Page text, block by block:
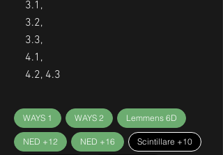
3.1,
3.2,
3.3,
4.1,
4.2, 4.3
WAYS 1 WAYS 2 Lemmens 6D
NED +12 NED +16 Scintillare +10